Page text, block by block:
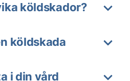
köldskador?
köldskada
i din vård